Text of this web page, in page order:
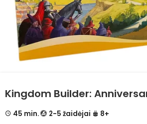
Kingdom Builder:
45 min. 2-5 žaidėjai 8+